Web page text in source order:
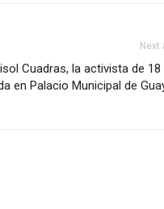
Next
Cuadras, la activista de 18
en Palacio Municipal de